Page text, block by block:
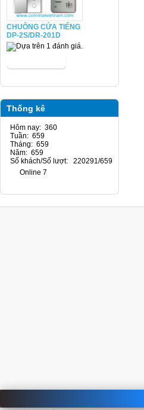
CHUÔNG CỬA TIẾNG
DP-2S/DR-201D
Thống kê
Hôm nay: 360
Tuần: 659
Tháng: 659
Năm: 659
Số khách/Số lượt: 220291/659
Online 7